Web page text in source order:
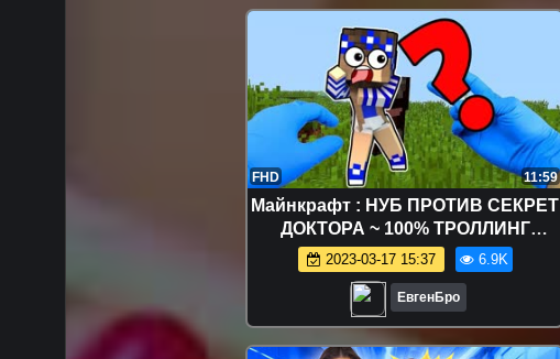
FHD 11:59
Майнкрафт : НУБ ПРОТИВ СЕКРЕТ
ДОКТОРА ~ 100% ТРОЛЛИНГ
НЕВИДИМКОЙ И ЗАЩИТА ОТ НУБА
/ НУБИК MINECRAFT
2023-03-17 15:37 6.9K
ЕвгенБро